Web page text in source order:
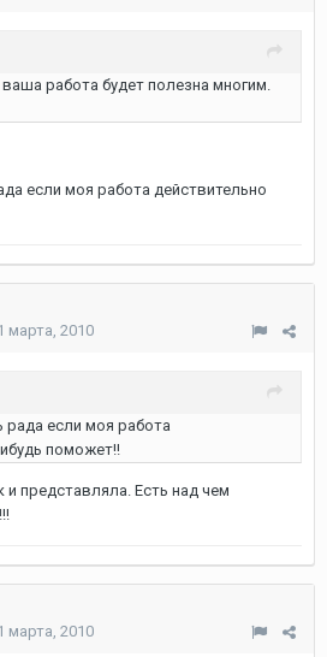
работа будет полезна многим.
если моя работа действительно
марта, 2010
рада если моя работа
поможет!!
и представляла. Есть над чем
марта, 2010